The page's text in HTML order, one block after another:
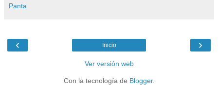
Panta
‹ ›
Inicio
Ver versión web
Con la tecnología de Blogger.